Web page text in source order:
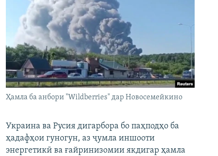
Ҳамла ба анбори "Wildberries" дар Новосемейкино
Украина ва Русия дигарбора бо паҳподҳо ба
ҳадафҳои гуногун, аз ҷумла иншооти
энергетикӣ ва ғайринизомии якдигар ҳамла